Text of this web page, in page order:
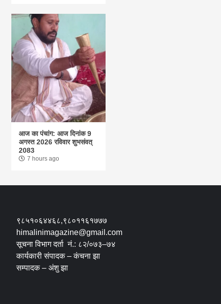
आज का पंचांग: आज दिनांक 9
अगस्त 2026 रविवार शुभसंवत्
2083
7 hours ago
९८५१०६४४६८,९८०११६१७७७
himalinimagazine@gmail.com
सूचना विभाग दर्ता नं.: ८२/०७३–७४
कार्यकारी संपादक – कंचना झा
सम्पादक – अंशु झा